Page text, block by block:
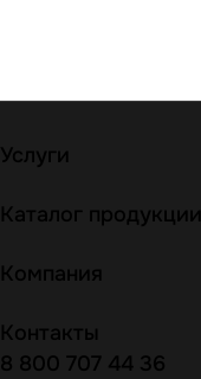
Услуги
Каталог продукции
Компания
Контакты
8 800 707 44 36